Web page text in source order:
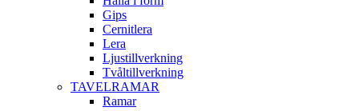
Gips
Cernitlera
Lera
Ljustillverkning
Tvåltillverkning
TAVELRAMAR
Ramar